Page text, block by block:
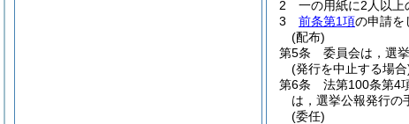
2
一の用紙に2人以
3
前条第1項の申請を
(配布)
第5条
委員会は，選
(発行を中止する場合
第6条
法第100条第4
は，選挙公報発行の
(委任)